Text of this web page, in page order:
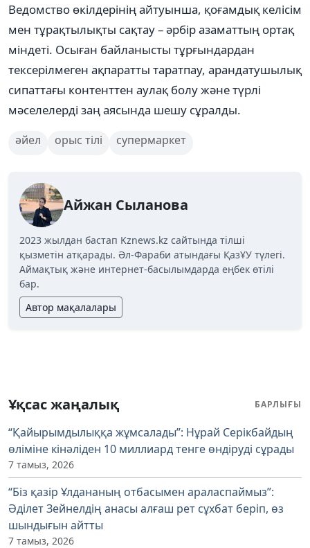
Ведомство өкілдерінің айтуынша, қоғамдық келісім
мен тұрақтылықты сақтау – әрбір азаматтың ортақ
міндеті. Осыған байланысты тұрғындардан
тексерілмеген ақпаратты таратпау, арандатушылық
сипаттағы контенттен аулақ болу және түрлі
мәселелерді заң аясында шешу сұралды.
әйел орыс тілі супермаркет
Айжан Сыланова
2023 жылдан бастап Kznews.kz сайтында тілші
қызметін атқарады. Әл-Фараби атындағы ҚазҰУ түлегі.
Аймақтық және интернет-басылымдарда еңбек өтілі
бар.
Автор мақалалары
Ұқсас жаңалық БАРЛЫҒЫ
“Қайырымдылыққа жұмсалады”: Нұрай Серікбайдың
өліміне кінәліден 10 миллиард тенге өндіруді сұрады
7 тамыз, 2026
“Біз қазір Ұлдананың отбасымен араласпаймыз”:
Әділет Зейнелдің анасы алғаш рет сұхбат беріп, өз
шындығын айтты
7 тамыз, 2026